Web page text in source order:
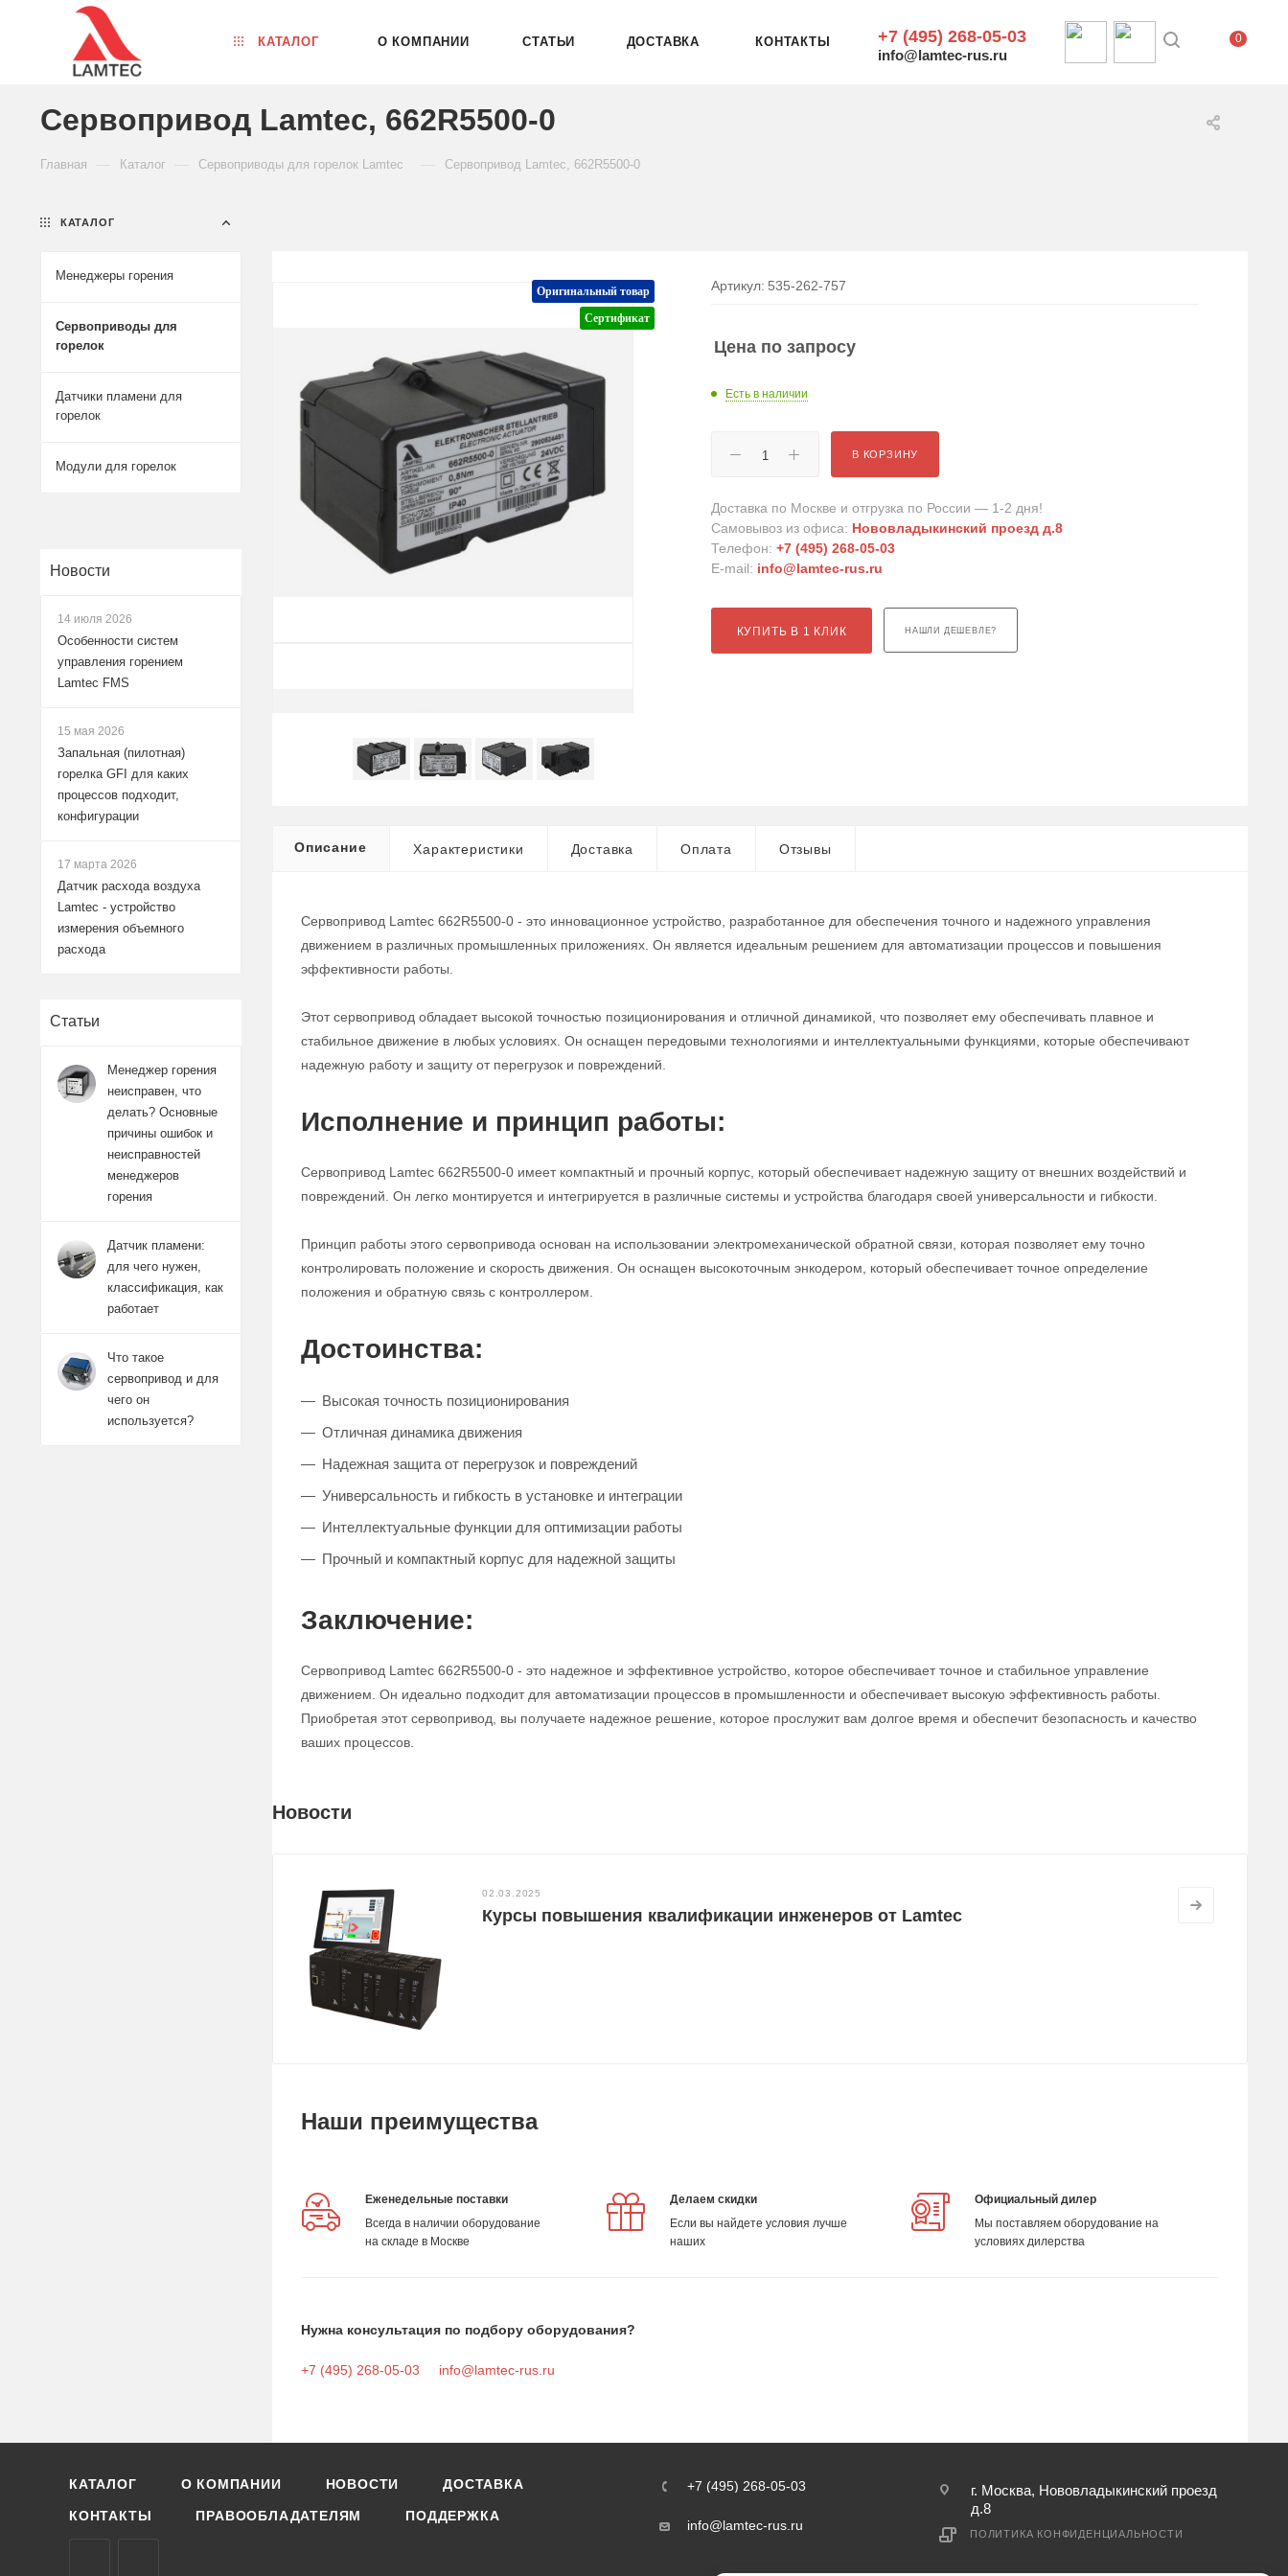
КАТАЛОГ О КОМПАНИИ СТАТЬИ ДОСТАВКА КОНТАКТЫ +7 (495) 268-05-03
info@lamtec-rus.ru
0
Сервопривод Lamtec, 662R5500-0
Главная Каталог Сервоприводы для горелок Lamtec Сервопривод Lamtec, 662R5500-0
Оригинальный товар
Сертификат
Артикул: 535-262-757
Цена по запросу
Есть в наличии
В КОРЗИНУ
Доставка по Москве и отгрузка по России — 1-2 дня!
Самовывоз из офиса: Нововладыкинский проезд д.8
Телефон:+7 (495) 268-05-03
E-mail: info@lamtec-rus.ru
КУПИТЬ В 1 КЛИК НАШЛИ ДЕШЕВЛЕ?
Описание Характеристики Доставка Оплата Отзывы
Сервопривод Lamtec 662R5500-0 - это инновационное устройство, разработанное для обеспечения точного и надежного управления
движением в различных промышленных приложениях. Он является идеальным решением для автоматизации процессов и повышения
эффективности работы.
Этот сервопривод обладает высокой точностью позиционирования и отличной динамикой, что позволяет ему обеспечивать плавное и
стабильное движение в любых условиях. Он оснащен передовыми технологиями и интеллектуальными функциями, которые обеспечивают
надежную работу и защиту от перегрузок и повреждений.
Исполнение и принцип работы:
Сервопривод Lamtec 662R5500-0 имеет компактный и прочный корпус, который обеспечивает надежную защиту от внешних воздействий и
повреждений. Он легко монтируется и интегрируется в различные системы и устройства благодаря своей универсальности и гибкости.
Принцип работы этого сервопривода основан на использовании электромеханической обратной связи, которая позволяет ему точно
контролировать положение и скорость движения. Он оснащен высокоточным энкодером, который обеспечивает точное определение
положения и обратную связь с контроллером.
Достоинства:
Высокая точность позиционирования
Отличная динамика движения
Надежная защита от перегрузок и повреждений
Универсальность и гибкость в установке и интеграции
Интеллектуальные функции для оптимизации работы
Прочный и компактный корпус для надежной защиты
Заключение:
Сервопривод Lamtec 662R5500-0 - это надежное и эффективное устройство, которое обеспечивает точное и стабильное управление
движением. Он идеально подходит для автоматизации процессов в промышленности и обеспечивает высокую эффективность работы.
Приобретая этот сервопривод, вы получаете надежное решение, которое прослужит вам долгое время и обеспечит безопасность и качество
ваших процессов.
Новости
02.03.2025
Курсы повышения квалификации инженеров от Lamtec
Наши преимущества
Еженедельные поставки
Всегда в наличии оборудование
на складе в Москве
Делаем скидки
Если вы найдете условия лучше
наших
Официальный дилер
Мы поставляем оборудование на
условиях дилерства
Нужна консультация по подбору оборудования?
+7 (495) 268-05-03 info@lamtec-rus.ru
КАТАЛОГ
Менеджеры горения
Сервоприводы для
горелок
Датчики пламени для
горелок
Модули для горелок
Новости
14 июля 2026
Особенности систем
управления горением
Lamtec FMS
15 мая 2026
Запальная (пилотная)
горелка GFI для каких
процессов подходит,
конфигурации
17 марта 2026
Датчик расхода воздуха
Lamtec - устройство
измерения объемного
расхода
Статьи
Менеджер горения
неисправен, что
делать? Основные
причины ошибок и
неисправностей
менеджеров
горения
Датчик пламени:
для чего нужен,
классификация, как
работает
Что такое
сервопривод и для
чего он
используется?
КАТАЛОГ О КОМПАНИИ НОВОСТИ ДОСТАВКА
КОНТАКТЫ ПРАВООБЛАДАТЕЛЯМ ПОДДЕРЖКА
+7 (495) 268-05-03
info@lamtec-rus.ru
г. Москва, Нововладыкинский проезд
д.8
ПОЛИТИКА КОНФИДЕНЦИАЛЬНОСТИ